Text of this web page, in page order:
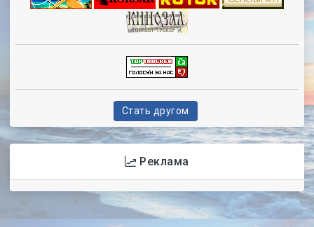
Стать другом
Реклама